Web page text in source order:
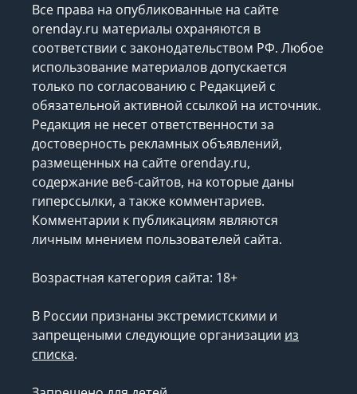
Все права на опубликованные на сайте
orenday.ru материалы охраняются в
соответствии с законодательством РФ. Любое
использование материалов допускается
только по согласованию с Редакцией с
обязательной активной ссылкой на источник.
Редакция не несет ответственности за
достоверность рекламных объявлений,
размещенных на сайте orenday.ru,
содержание веб-сайтов, на которые даны
гиперссылки, а также комментариев.
Комментарии к публикациям являются
личным мнением пользователей сайта.
Возрастная категория сайта: 18+
В России признаны экстремистскими и
запрещеными следующие организации из
списка.